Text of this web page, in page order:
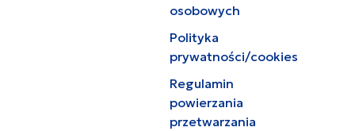
osobowych
Polityka
prywatności/cookies
Regulamin
powierzania
przetwarzania